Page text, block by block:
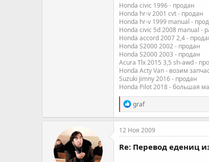
Honda civic 1996 - продан
Honda hr-v 2001 cvt - продан
Honda hr-v 1999 manual -
Honda civic 5d 2008 manual -
Honda accord 2007 2,4 -
Honda S2000 2002 - продан
Honda S2000 2003 - продан
Acura Tlx 2015 3,5 sh-awd -
Honda Acty Van - возим
Suzuki Jimny 2016 - продан
Honda Pilot 2018 - большая
R
e
a
c
i
o
graf
12 Ноя 2009
Re: Перевод едениц